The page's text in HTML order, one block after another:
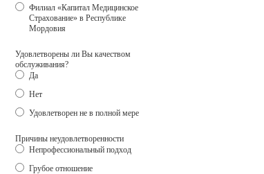
Филиал «Капитал Медицинское
Страхование» в Республике
Мордовия
Удовлетворены ли Вы качеством
обслуживания?
Да
Нет
Удовлетворен не в полной мере
Причины неудовлетворенности
Непрофессиональный подход
Грубое отношение